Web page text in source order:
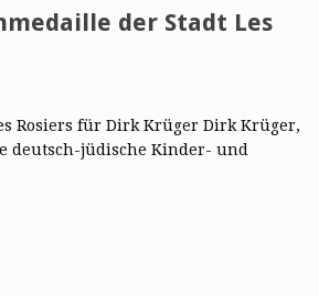
der Stadt Les
Rosiers für Dirk Krüger Dirk Krüger,
deutsch-jüdische Kinder- und